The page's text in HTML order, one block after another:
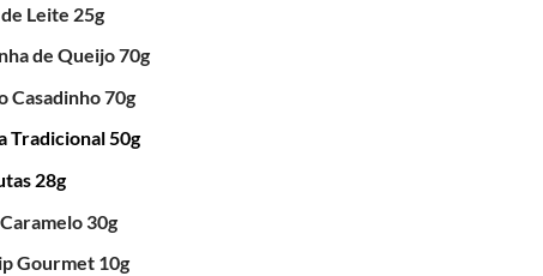
Leite 25g
de Queijo 70g
Casadinho 70g
Tradicional 50g
28g
30g
Gourmet 10g